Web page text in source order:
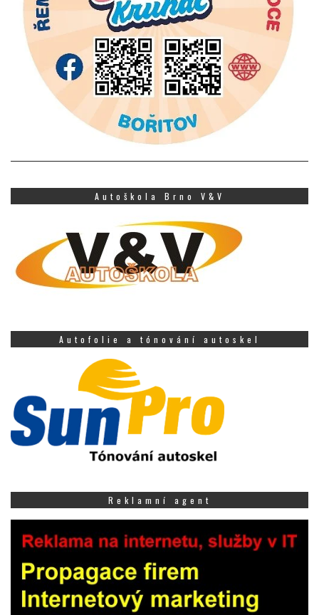
Autoškola Brno V&V
Autofolie a tónování autoskel
Reklamní agent